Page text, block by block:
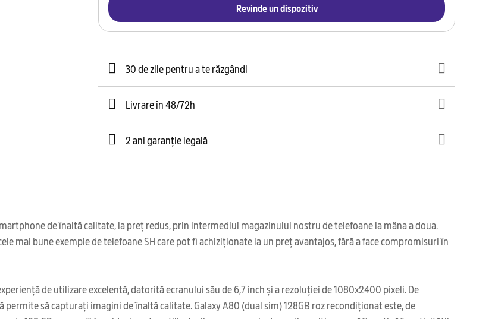
Revinde un dispozitiv
30 de zile pentru a te răzgândi
Livrare în 48/72h
2 ani garanție legală
de înaltă calitate, la preț redus, prin intermediul magazinului nostru de telefoane la mâna a doua.
mai bune exemple de telefoane SH care pot fi achiziționate la un preț avantajos, fără a face compromisuri în
de utilizare excelentă, datorită ecranului său de 6,7 inch și a rezoluției de 1080x2400 pixeli. De
permite să capturați imagini de înaltă calitate. Galaxy A80 (dual sim) 128GB roz recondiționat este, de